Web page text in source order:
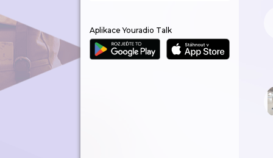
Aplikace Youradio Talk